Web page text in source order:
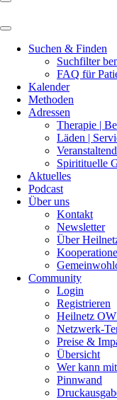
Suchen & Finden
Suchfilter
FAQ für
Kalender
Methoden
Adressen
Therapie |
Läden |
Spiritituelle
Aktuelles
Podcast
Über uns
Kontakt
Newsletter
Über
Community
Login
Registrieren
Heilnetz
Netzwerk-
Preise &
Übersicht
Wer kann
Pinnwand